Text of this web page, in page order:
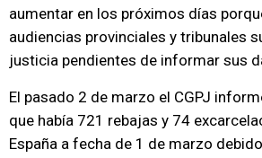
aumentar en los próximos días
audiencias provinciales y tribunales
justicia pendientes de informar sus
El pasado 2 de marzo el CGPJ
que había 721 rebajas y 74
España a fecha de 1 de marzo